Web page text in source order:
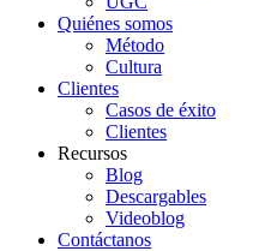
Quiénes somos
Método
Cultura
Clientes
Casos de éxito
Clientes
Recursos
Blog
Descargables
Videoblog
Contáctanos